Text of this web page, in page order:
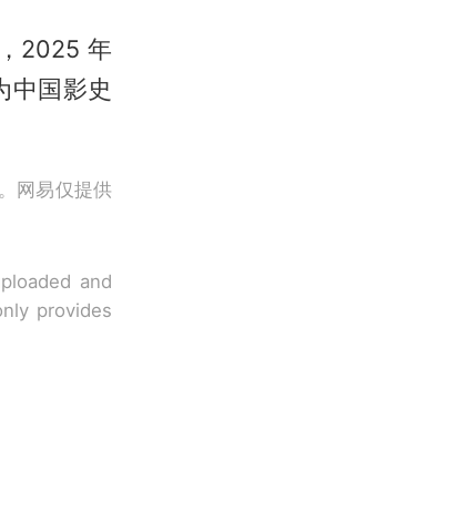
2025 年
中国影史
网易仅提供
and
provides